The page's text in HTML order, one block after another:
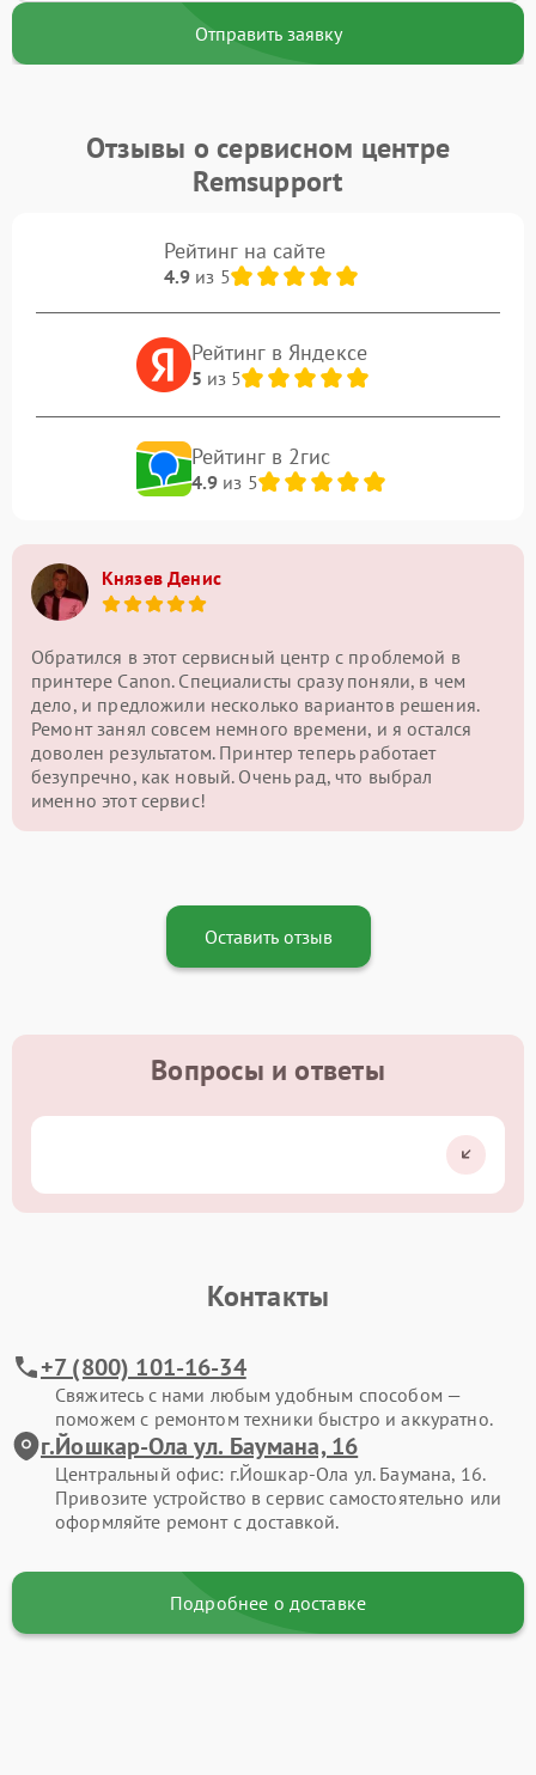
Отправить заявку
Отзывы о сервисном центре
Remsupport
Рейтинг на сайте
4.9из 5
Рейтинг в Яндексе
5 из 5
Рейтинг в 2гис
4.9из 5
Князев Денис
Обратился в этот сервисный центр с проблемой в
принтере Canon. Специалисты сразу поняли, в чем
дело, и предложили несколько вариантов решения.
Ремонт занял совсем немного времени, и я остался
доволен результатом. Принтер теперь работает
безупречно, как новый. Очень рад, что выбрал
именно этот сервис!
Оставить отзыв
Вопросы и ответы
Контакты
+7 (800) 101-16-34
Свяжитесь с нами любым удобным способом —
поможем с ремонтом техники быстро и аккуратно.
г.Йошкар-Ола ул. Баумана, 16
Центральный офис: г.Йошкар-Ола ул. Баумана, 16.
Привозите устройство в сервис самостоятельно или
оформляйте ремонт с доставкой.
Подробнее о доставке